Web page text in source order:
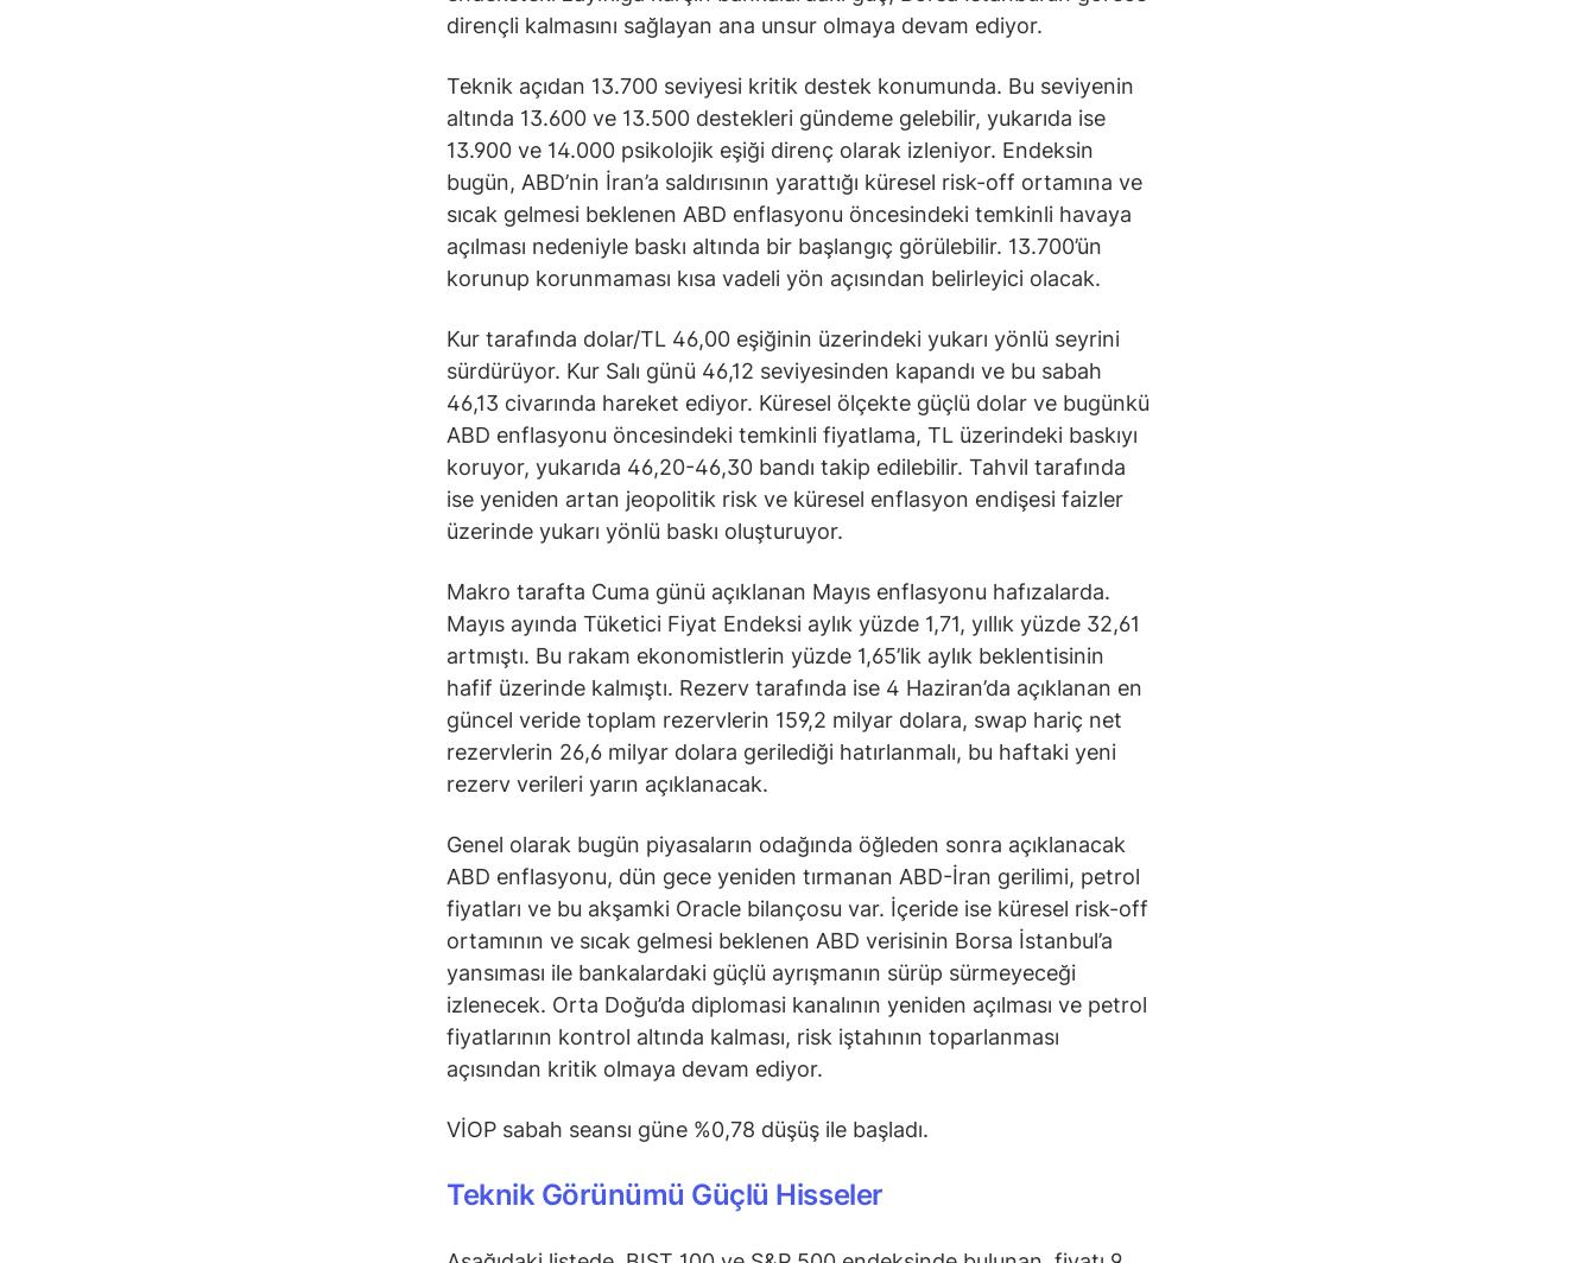
dirençli kalmasını sağlayan ana unsur olmaya devam ediyor.
Teknik açıdan 13.700 seviyesi kritik destek konumunda. Bu seviyenin
altında 13.600 ve 13.500 destekleri gündeme gelebilir, yukarıda ise
13.900 ve 14.000 psikolojik eşiği direnç olarak izleniyor. Endeksin
bugün, ABD’nin İran’a saldırısının yarattığı küresel risk-off ortamına ve
sıcak gelmesi beklenen ABD enflasyonu öncesindeki temkinli havaya
açılması nedeniyle baskı altında bir başlangıç görülebilir. 13.700’ün
korunup korunmaması kısa vadeli yön açısından belirleyici olacak.
Kur tarafında dolar/TL 46,00 eşiğinin üzerindeki yukarı yönlü seyrini
sürdürüyor. Kur Salı günü 46,12 seviyesinden kapandı ve bu sabah
46,13 civarında hareket ediyor. Küresel ölçekte güçlü dolar ve bugünkü
ABD enflasyonu öncesindeki temkinli fiyatlama, TL üzerindeki baskıyı
koruyor, yukarıda 46,20-46,30 bandı takip edilebilir. Tahvil tarafında
ise yeniden artan jeopolitik risk ve küresel enflasyon endişesi faizler
üzerinde yukarı yönlü baskı oluşturuyor.
Makro tarafta Cuma günü açıklanan Mayıs enflasyonu hafızalarda.
Mayıs ayında Tüketici Fiyat Endeksi aylık yüzde 1,71, yıllık yüzde 32,61
artmıştı. Bu rakam ekonomistlerin yüzde 1,65’lik aylık beklentisinin
hafif üzerinde kalmıştı. Rezerv tarafında ise 4 Haziran’da açıklanan en
güncel veride toplam rezervlerin 159,2 milyar dolara, swap hariç net
rezervlerin 26,6 milyar dolara gerilediği hatırlanmalı, bu haftaki yeni
rezerv verileri yarın açıklanacak.
Genel olarak bugün piyasaların odağında öğleden sonra açıklanacak
ABD enflasyonu, dün gece yeniden tırmanan ABD-İran gerilimi, petrol
fiyatları ve bu akşamki Oracle bilançosu var. İçeride ise küresel risk-off
ortamının ve sıcak gelmesi beklenen ABD verisinin Borsa İstanbul’a
yansıması ile bankalardaki güçlü ayrışmanın sürüp sürmeyeceği
izlenecek. Orta Doğu’da diplomasi kanalının yeniden açılması ve petrol
fiyatlarının kontrol altında kalması, risk iştahının toparlanması
açısından kritik olmaya devam ediyor.
VİOP sabah seansı güne %0,78 düşüş ile başladı.
Teknik Görünümü Güçlü Hisseler